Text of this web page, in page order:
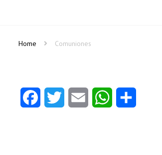
Home Comuniones
FacebookTwitter Email WhatsApp